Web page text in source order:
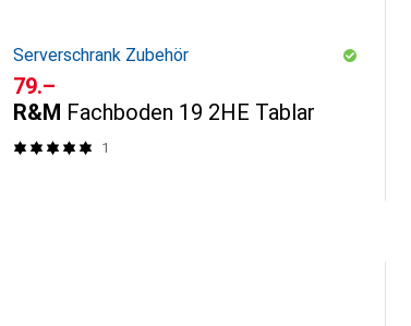
Serverschrank Zubehör
CHF
79.–
R&M Fachboden 19 2HE Tablar
1